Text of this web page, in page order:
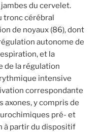
du cervelet.
tronc cérébral
de noyaux (86), dont
autonome de
et la
de la régulation
intensive
correspondante
axones, y compris de
pré- et
à partir du dispositif